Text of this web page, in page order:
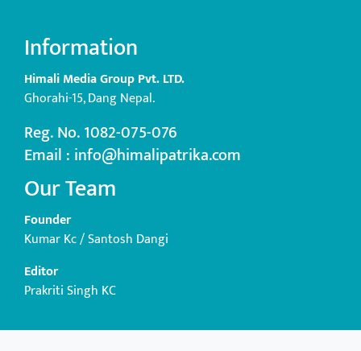
Information
Himali Media Group Pvt. LTD.
Ghorahi-15, Dang Nepal.
Reg. No. 1082-075-076
Email : info@himalipatrika.com
Our Team
Founder
Kumar Kc / Santosh Dangi
Editor
Prakriti Singh KC